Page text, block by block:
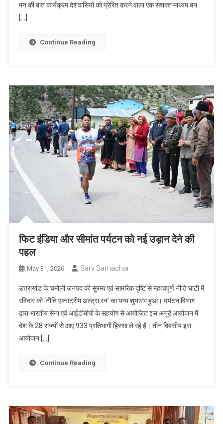
मन की बात कार्यक्रम देशवासियों को प्रेरित करने वाला एक सशक्त माध्यम बन
[…]
Continue Reading
फिट इंडिया और सीमांत पर्यटन को नई उड़ान देने की
पहल
May 31, 2026 Sarv Samachar
उत्तराखंड के चमोली जनपद की सुरम्य एवं सामरिक दृष्टि से महत्वपूर्ण नीति घाटी में
रविवार को ‘नीति एक्सट्रीम अल्ट्रा रन’ का भव्य शुभारंभ हुआ। पर्यटन विभाग
द्वारा भारतीय सेना एवं आईटीबीपी के सहयोग से आयोजित इस अनूठे आयोजन में
देश के 28 राज्यों से आए 933 प्रतिभागी हिस्सा ले रहे हैं। तीन दिवसीय इस
आयोजन […]
Continue Reading